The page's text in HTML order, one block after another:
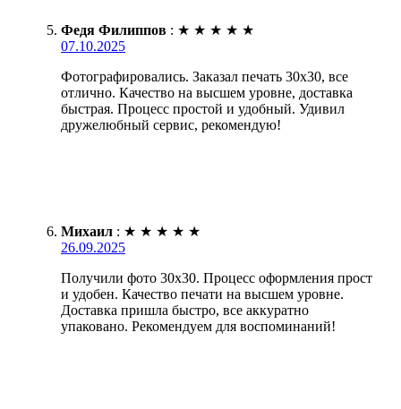
Федя Филиппов : ★ ★ ★ ★ ★
07.10.2025
Фотографировались. Заказал печать 30х30, все
отлично. Качество на высшем уровне, доставка
быстрая. Процесс простой и удобный. Удивил
дружелюбный сервис, рекомендую!
Михаил : ★ ★ ★ ★ ★
26.09.2025
Получили фото 30х30. Процесс оформления прост
и удобен. Качество печати на высшем уровне.
Доставка пришла быстро, все аккуратно
упаковано. Рекомендуем для воспоминаний!